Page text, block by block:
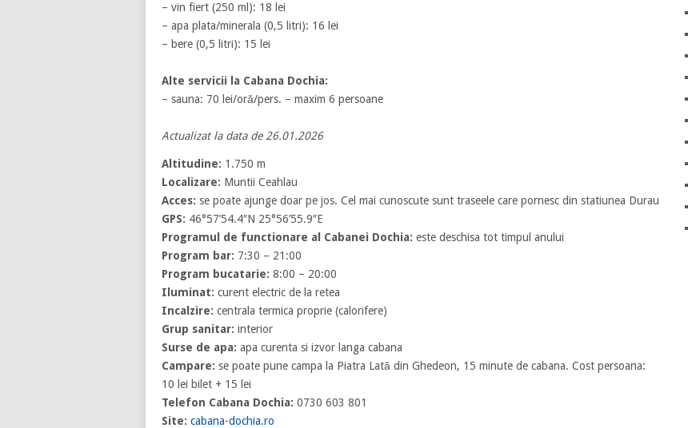
– vin fiert (250 ml): 18 lei
– apa plata/minerala (0,5 litri): 16 lei
– bere (0,5 litri): 15 lei
Alte servicii la Cabana Dochia:
– sauna: 70 lei/oră/pers. – maxim 6 persoane
Actualizat la data de 26.01.2026
Altitudine: 1.750 m
Localizare: Muntii Ceahlau
Acces: se poate ajunge doar pe jos. Cel mai cunoscute sunt traseele care pornesc din statiunea Durau
GPS: 46°57’54.4″N 25°56’55.9″E
Programul de functionare al Cabanei Dochia: este deschisa tot timpul anului
Program bar: 7:30 – 21:00
Program bucatarie: 8:00 – 20:00
Iluminat: curent electric de la retea
Incalzire: centrala termica proprie (calorifere)
Grup sanitar: interior
Surse de apa: apa curenta si izvor langa cabana
Campare: se poate pune campa la Piatra Lată din Ghedeon, 15 minute de cabana. Cost persoana:
10 lei bilet + 15 lei
Telefon Cabana Dochia: 0730 603 801
Site: cabana-dochia.ro